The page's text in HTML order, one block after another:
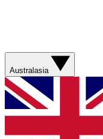
Australasia